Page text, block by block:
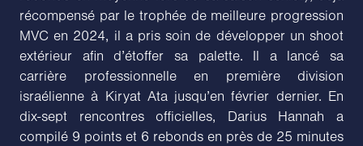
récompensé par le trophée de meilleure progression
MVC en 2024, il a pris soin de développer un shoot
extérieur afin d’étoffer sa palette. Il a lancé sa
carrière professionnelle en première division
israélienne à Kiryat Ata jusqu’en février dernier. En
dix-sept rencontres officielles, Darius Hannah a
compilé 9 points et 6 rebonds en près de 25 minutes